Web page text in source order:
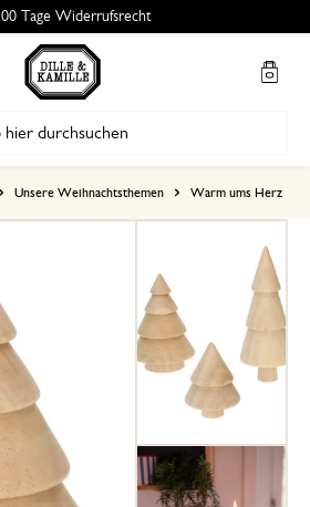
100 Tage Widerrufsrecht
Unsere Weihnachtsthemen Warm ums Herz
1
26. Jänner 2026
Nur Bewertung, ohne Kommentar